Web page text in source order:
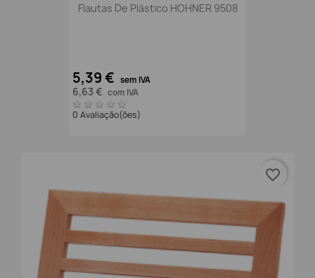
Flautas De Plástico HOHNER 9508
5,39 € sem IVA
6,63 € com IVA
0 Avaliação(ões)
favorite_border